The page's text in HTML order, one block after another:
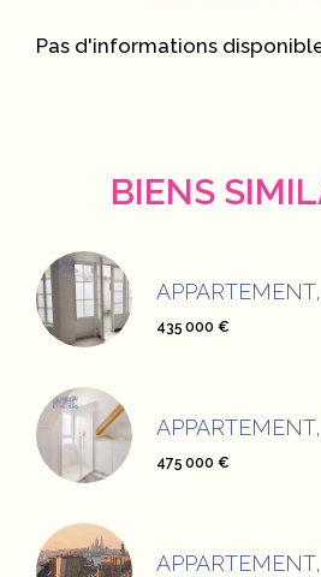
Pas d'informations
BIENS
435 000 €
475 000 €